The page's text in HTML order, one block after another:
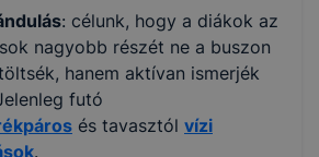
: célunk, hogy a diákok az
nagyobb részét ne a buszon
hanem aktívan ismerjék
futó
és tavasztól vízi
.